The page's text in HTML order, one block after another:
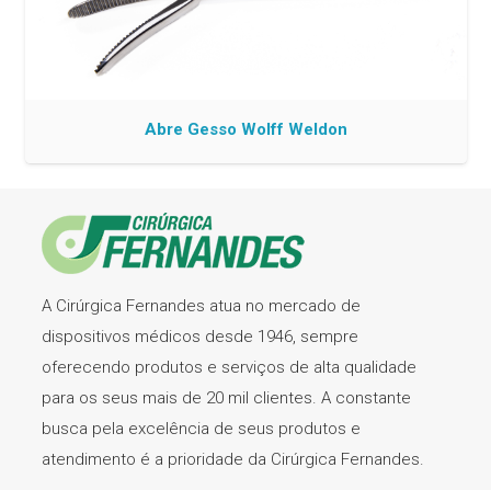
Abre Gesso Wolff Weldon
A Cirúrgica Fernandes atua no mercado de
dispositivos médicos desde 1946, sempre
oferecendo produtos e serviços de alta qualidade
para os seus mais de 20 mil clientes. A constante
busca pela excelência de seus produtos e
atendimento é a prioridade da Cirúrgica Fernandes.